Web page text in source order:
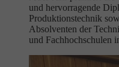
und hervorragende
Produktionstechnik
Absolventen der
und Fachhochschulen